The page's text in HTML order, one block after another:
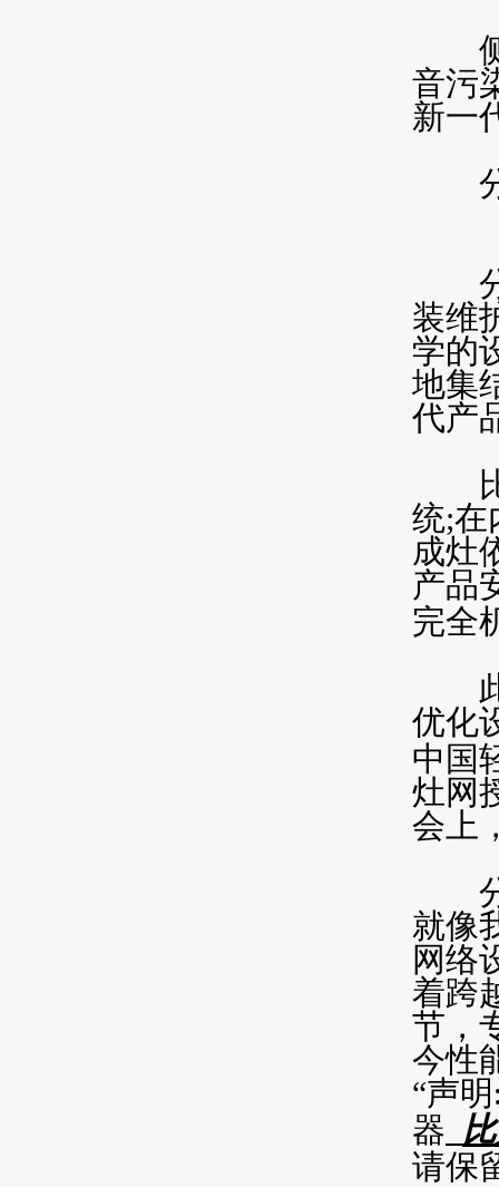
侧
音污
新一
分
分
装维
学的
地集
代产
比
统;在
成灶
产品
完全
此
优化
中国
灶网
会上
分
就像
网络
着跨
节，
今性
“声明
器
请保